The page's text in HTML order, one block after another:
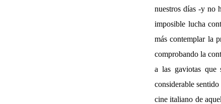
nuestros días -y no
imposible lucha
más contemplar la
comprobando la
a las gaviotas
considerable
cine italiano de